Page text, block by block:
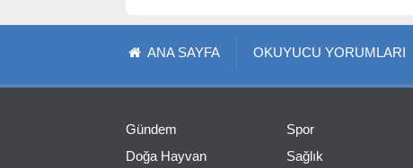
ANA SAYFA OKUYUCU YORUMLARI
Gündem
Doğa Hayvan
Spor
Sağlık